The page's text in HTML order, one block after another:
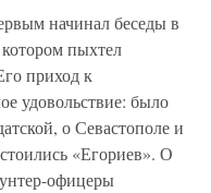
начинал беседы в
котором пыхтел
приход к
удовольствие: было
о Севастополе и
«Егориев». О
офицеры